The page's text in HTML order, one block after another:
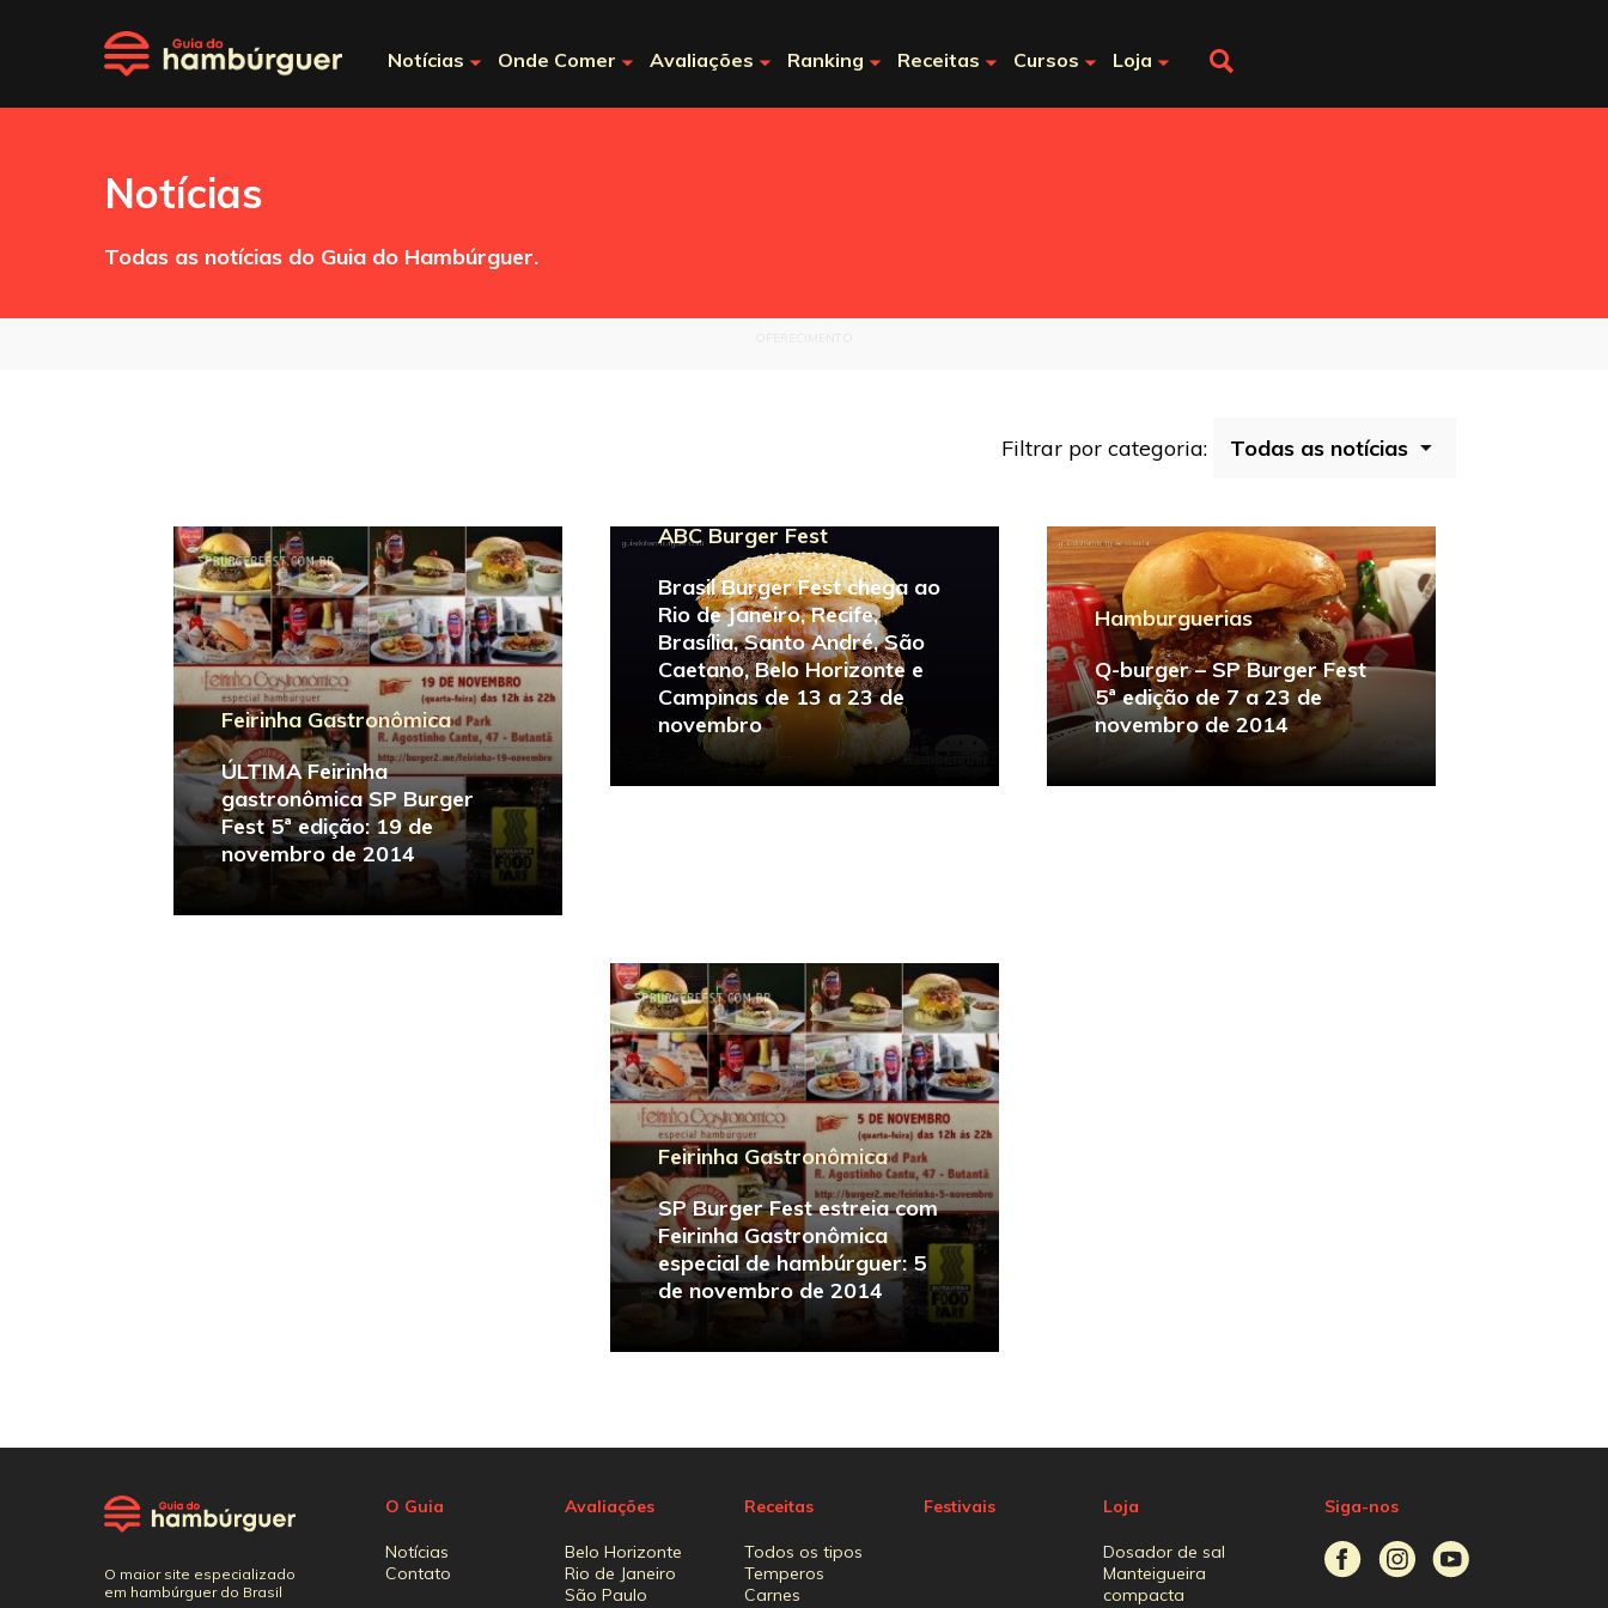
Notícias Onde Comer Avaliações Ranking Receitas Cursos Loja
Notícias
Todas as notícias do Guia do Hambúrguer.
Filtrar por categoria:
Feirinha Gastronômica
ÚLTIMA Feirinha
gastronômica SP Burger
Fest 5ª edição: 19 de
novembro de 2014
ABC Burger Fest
Brasil Burger Fest chega ao
Rio de Janeiro, Recife,
Brasília, Santo André, São
Caetano, Belo Horizonte e
Campinas de 13 a 23 de
novembro
Hamburguerias
Q-burger – SP Burger Fest
5ª edição de 7 a 23 de
novembro de 2014
SP Burger Fest 5ª edição
SP Burger Fest 5ª edição
começa dia 7 de novembro
de 2014: confira tudo sobre
Feirinha Gastronômica
SP Burger Fest estreia com
Feirinha Gastronômica
especial de hambúrguer: 5
de novembro de 2014
O maior site especializado
em hambúrguer do Brasil
O Guia
Notícias
Contato
Avaliações
Belo Horizonte
Rio de Janeiro
São Paulo
Receitas
Todos os tipos
Temperos
Carnes
Festivais Loja
Dosador de sal
Manteigueira
compacta
Siga-nos